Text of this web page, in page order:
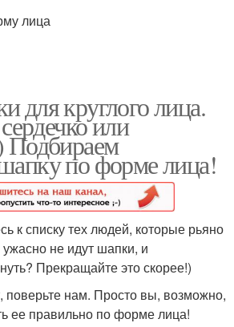
лица
для круглого лица.
или
Подбираем
по форме лица!
к списку тех людей, которые рьяно
не идут шапки, и
Прекращайте это скорее!)
поверьте нам. Просто вы, возможно,
ее правильно по форме лица!